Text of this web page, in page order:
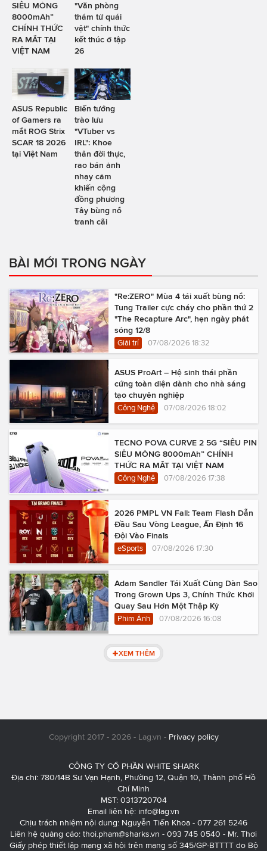
SIÊU MỎNG
8000mAh”
CHÍNH THỨC
RA MẮT TẠI
VIỆT NAM
"Văn phòng
thám tử quái
vật" chính thức
kết thúc ở tập
26
ASUS Republic
of Gamers ra
mắt ROG Strix
SCAR 18 2026
tại Việt Nam
Biến tướng
trào lưu
"VTuber vs
IRL": Khoe
thân đời thực,
rao bán ảnh
nhạy cảm
khiến cộng
đồng phương
Tây bùng nổ
tranh cãi
BÀI MỚI TRONG NGÀY
"Re:ZERO" Mùa 4 tái xuất bùng nổ:
Tung Trailer cực cháy cho phần thứ 2
"The Recapture Arc", hẹn ngày phát
sóng 12/8
Giải trí 07/08/2026 18:32
ASUS ProArt – Hệ sinh thái phần
cứng toàn diện dành cho nhà sáng
tạo chuyên nghiệp
Công Nghệ 07/08/2026 18:02
TECNO POVA CURVE 2 5G “SIÊU PIN
SIÊU MỎNG 8000mAh” CHÍNH
THỨC RA MẮT TẠI VIỆT NAM
Công Nghệ 07/08/2026 17:38
2026 PMPL VN Fall: Team Flash Dẫn
Đầu Sau Vòng League, Ấn Định 16
Đội Vào Finals
eSports 07/08/2026 17:30
Adam Sandler Tái Xuất Cùng Dàn Sao
Trong Grown Ups 3, Chính Thức Khởi
Quay Sau Hơn Một Thập Kỷ
Phim Ảnh 07/08/2026 16:08
XEM THÊM
Copyright 2017 - 2026 - Lag.vn - Privacy policy
CÔNG TY CỔ PHẦN WHITE SHARK
Địa chỉ: 780/14B Sư Vạn Hạnh, Phường 12, Quận 10, Thành phố Hồ
Chí Minh
MST: 0313720704
Email liên hệ: info@lag.vn
Chịu trách nhiệm nội dung: Nguyễn Tiến Khoa - 077 261 5246
Liên hệ quảng cáo: thoi.pham@sharks.vn - 093 745 0540 - Mr. Thơi
Giấy phép thiết lập mạng xã hội trên mạng số 345/GP-BTTTT do Bộ